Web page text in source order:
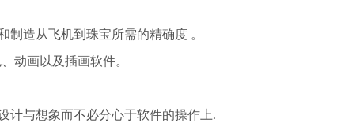
制造从飞机到珠宝所需的精确度 。
动画以及插画软件。
计与想象而不必分心于软件的操作上.